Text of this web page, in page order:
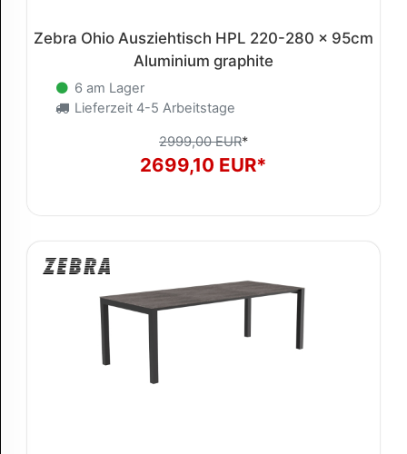
Zebra Ohio Ausziehtisch HPL 220-280 x 95cm
Aluminium graphite
6 am Lager
Lieferzeit 4-5 Arbeitstage
2999,00 EUR*
2699,10 EUR*